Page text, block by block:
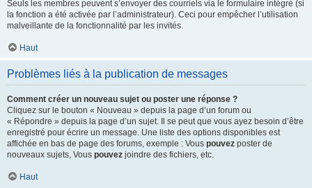
Seuls les membres peuvent s’envoyer des courriels via le formulaire intégré (si
la fonction a été activée par l’administrateur). Ceci pour empêcher l’utilisation
malveillante de la fonctionnalité par les invités.
Haut
Problèmes liés à la publication de messages
Comment créer un nouveau sujet ou poster une réponse ?
Cliquez sur le bouton « Nouveau » depuis la page d’un forum ou
« Répondre » depuis la page d’un sujet. Il se peut que vous ayez besoin d’être
enregistré pour écrire un message. Une liste des options disponibles est
affichée en bas de page des forums, exemple : Vous pouvez poster de
nouveaux sujets, Vous pouvez joindre des fichiers, etc.
Haut